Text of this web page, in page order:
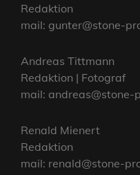
Redaktion
mail: gunter@stone-
Andreas Tittmann
Redaktion | Fotograf
mail: andreas@stone-
Renald Mienert
Redaktion
mail: renald@stone-